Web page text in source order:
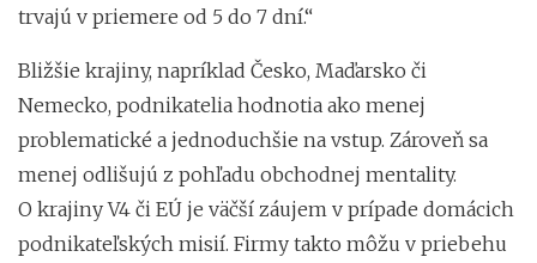
trvajú v priemere od 5 do 7 dní.“
Bližšie krajiny, napríklad Česko, Maďarsko či
Nemecko, podnikatelia hodnotia ako menej
problematické a jednoduchšie na vstup. Zároveň sa
menej odlišujú z pohľadu obchodnej mentality.
O krajiny V4 či EÚ je väčší záujem v prípade domácich
podnikateľských misií. Firmy takto môžu v priebehu